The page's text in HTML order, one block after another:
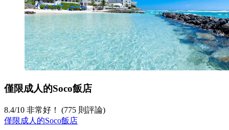
僅限成人的Soco飯店
8.4/10 非常好！ (775 則評論)
僅限成人的Soco飯店